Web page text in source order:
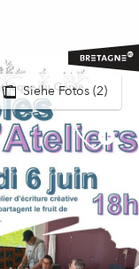
Siehe Fotos (2)